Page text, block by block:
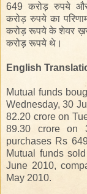
649 करोड़ रुपये
करोड़ रुपये का
करोड़ रूपये के शेयर
करोड़ रूपये थे।
English
Mutual funds
Wednesday, 30
82.20 crore on
89.30 crore on
purchases Rs
Mutual funds
June 2010,
May 2010.